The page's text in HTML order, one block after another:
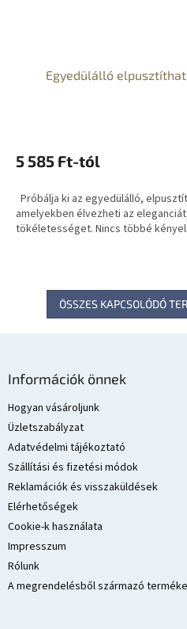
Egyedülálló
5 585 Ft-tól
Próbálja ki az egyedülálló,
amelyekben élvezheti az
tökéletességet. Nincs többé
ÖSSZES KAPCSOLÓDÓ
Információk önnek
Hogyan vásároljunk
Üzletszabályzat
Adatvédelmi tájékoztató
Szállítási és fizetési módok
Reklamációk és visszaküldések
Elérhetőségek
Cookie-k használata
Impresszum
Rólunk
A megrendelésből származó